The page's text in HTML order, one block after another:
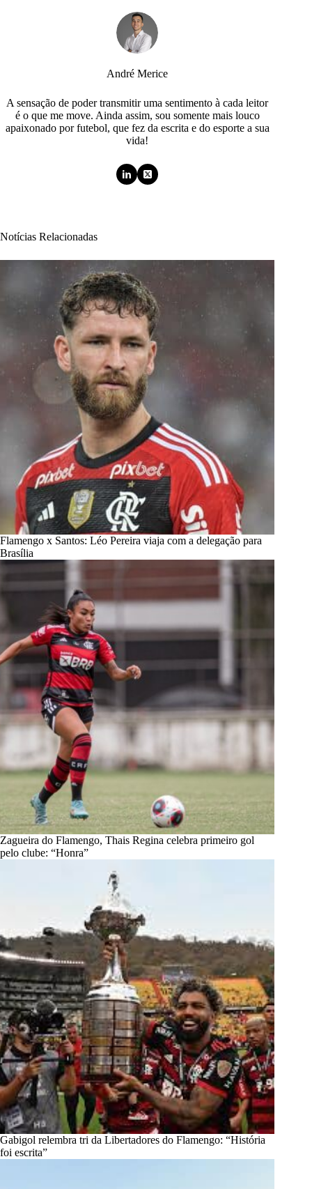
André Merice
A sensação de poder transmitir uma sentimento à cada leitor
é o que me move. Ainda assim, sou somente mais louco
apaixonado por futebol, que fez da escrita e do esporte a sua
vida!
Notícias Relacionadas
Flamengo x Santos: Léo Pereira viaja com a delegação para
Brasília
Zagueira do Flamengo, Thais Regina celebra primeiro gol
pelo clube: “Honra”
Gabigol relembra tri da Libertadores do Flamengo: “História
foi escrita”